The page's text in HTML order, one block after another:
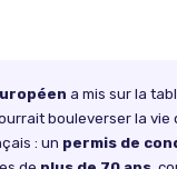
a mis sur la
bouleverser la vie
: un permis de